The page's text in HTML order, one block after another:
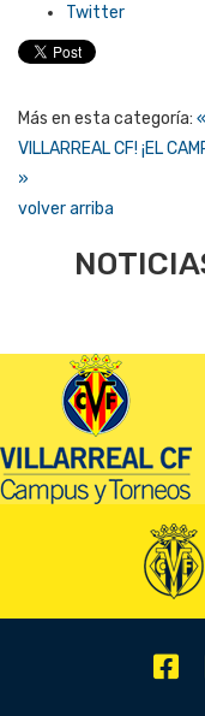
Twitter
Más en esta categoría:
VILLARREAL CF! ¡EL
»
volver arriba